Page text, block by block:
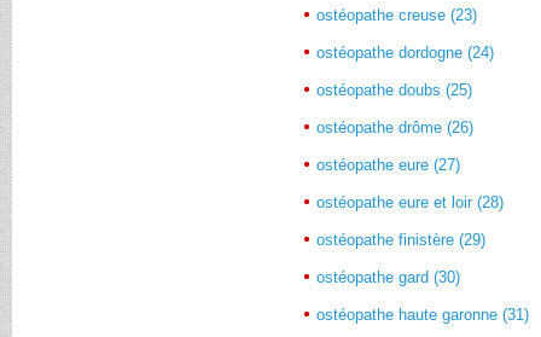
ostéopathe creuse (23)
ostéopathe dordogne (24)
ostéopathe doubs (25)
ostéopathe drôme (26)
ostéopathe eure (27)
ostéopathe eure et loir (28)
ostéopathe finistère (29)
ostéopathe gard (30)
ostéopathe haute garonne (31)